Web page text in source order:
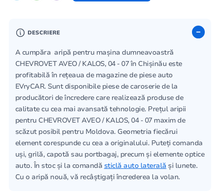
DESCRIERE
A cumpăra aripă pentru mașina dumneavoastră
CHEVROVET AVEO / KALOS, 04 - 07 în Chișinău este
profitabilă în rețeaua de magazine de piese auto
EVryCAR. Sunt disponibile piese de caroserie de la
producători de încredere care realizează produse de
calitate cu cea mai avansată tehnologie. Prețul aripii
pentru CHEVROVET AVEO / KALOS, 04 - 07 maxim de
scăzut posibil pentru Moldova. Geometria fiecărui
element corespunde cu cea a originalului. Puteți comanda
uși, grilă, capotă sau portbagaj, precum și elemente optice
auto. În stoc și la comandă sticlă auto laterală și lunete.
Cu o aripă nouă, vă recâștigați încrederea la volan.